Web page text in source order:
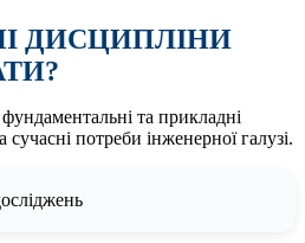
ДИСЦИПЛІНИ
та прикладні
потреби інженерної галузі.